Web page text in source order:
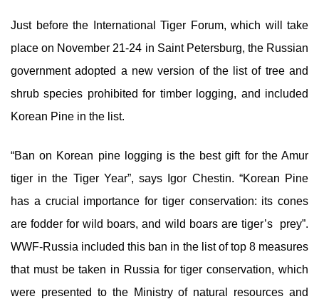
Just before the International Tiger Forum, which will take
place on November 21-24 in Saint Petersburg, the Russian
government adopted a new version of the list of tree and
shrub species prohibited for timber logging, and included
Korean Pine in the list.
“Ban on Korean pine logging is the best gift for the Amur
tiger in the Tiger Year”, says Igor Chestin. “Korean Pine
has a crucial importance for tiger conservation: its cones
are fodder for wild boars, and wild boars are tiger’s prey”.
WWF-Russia included this ban in the list of top 8 measures
that must be taken in Russia for tiger conservation, which
were presented to the Ministry of natural resources and